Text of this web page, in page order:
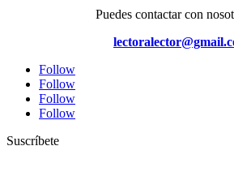
Puedes contactar con
Follow
Follow
Follow
Follow
Suscríbete